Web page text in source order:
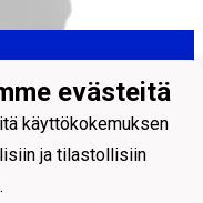
evästeitä
käyttökokemuksen
ja tilastollisiin